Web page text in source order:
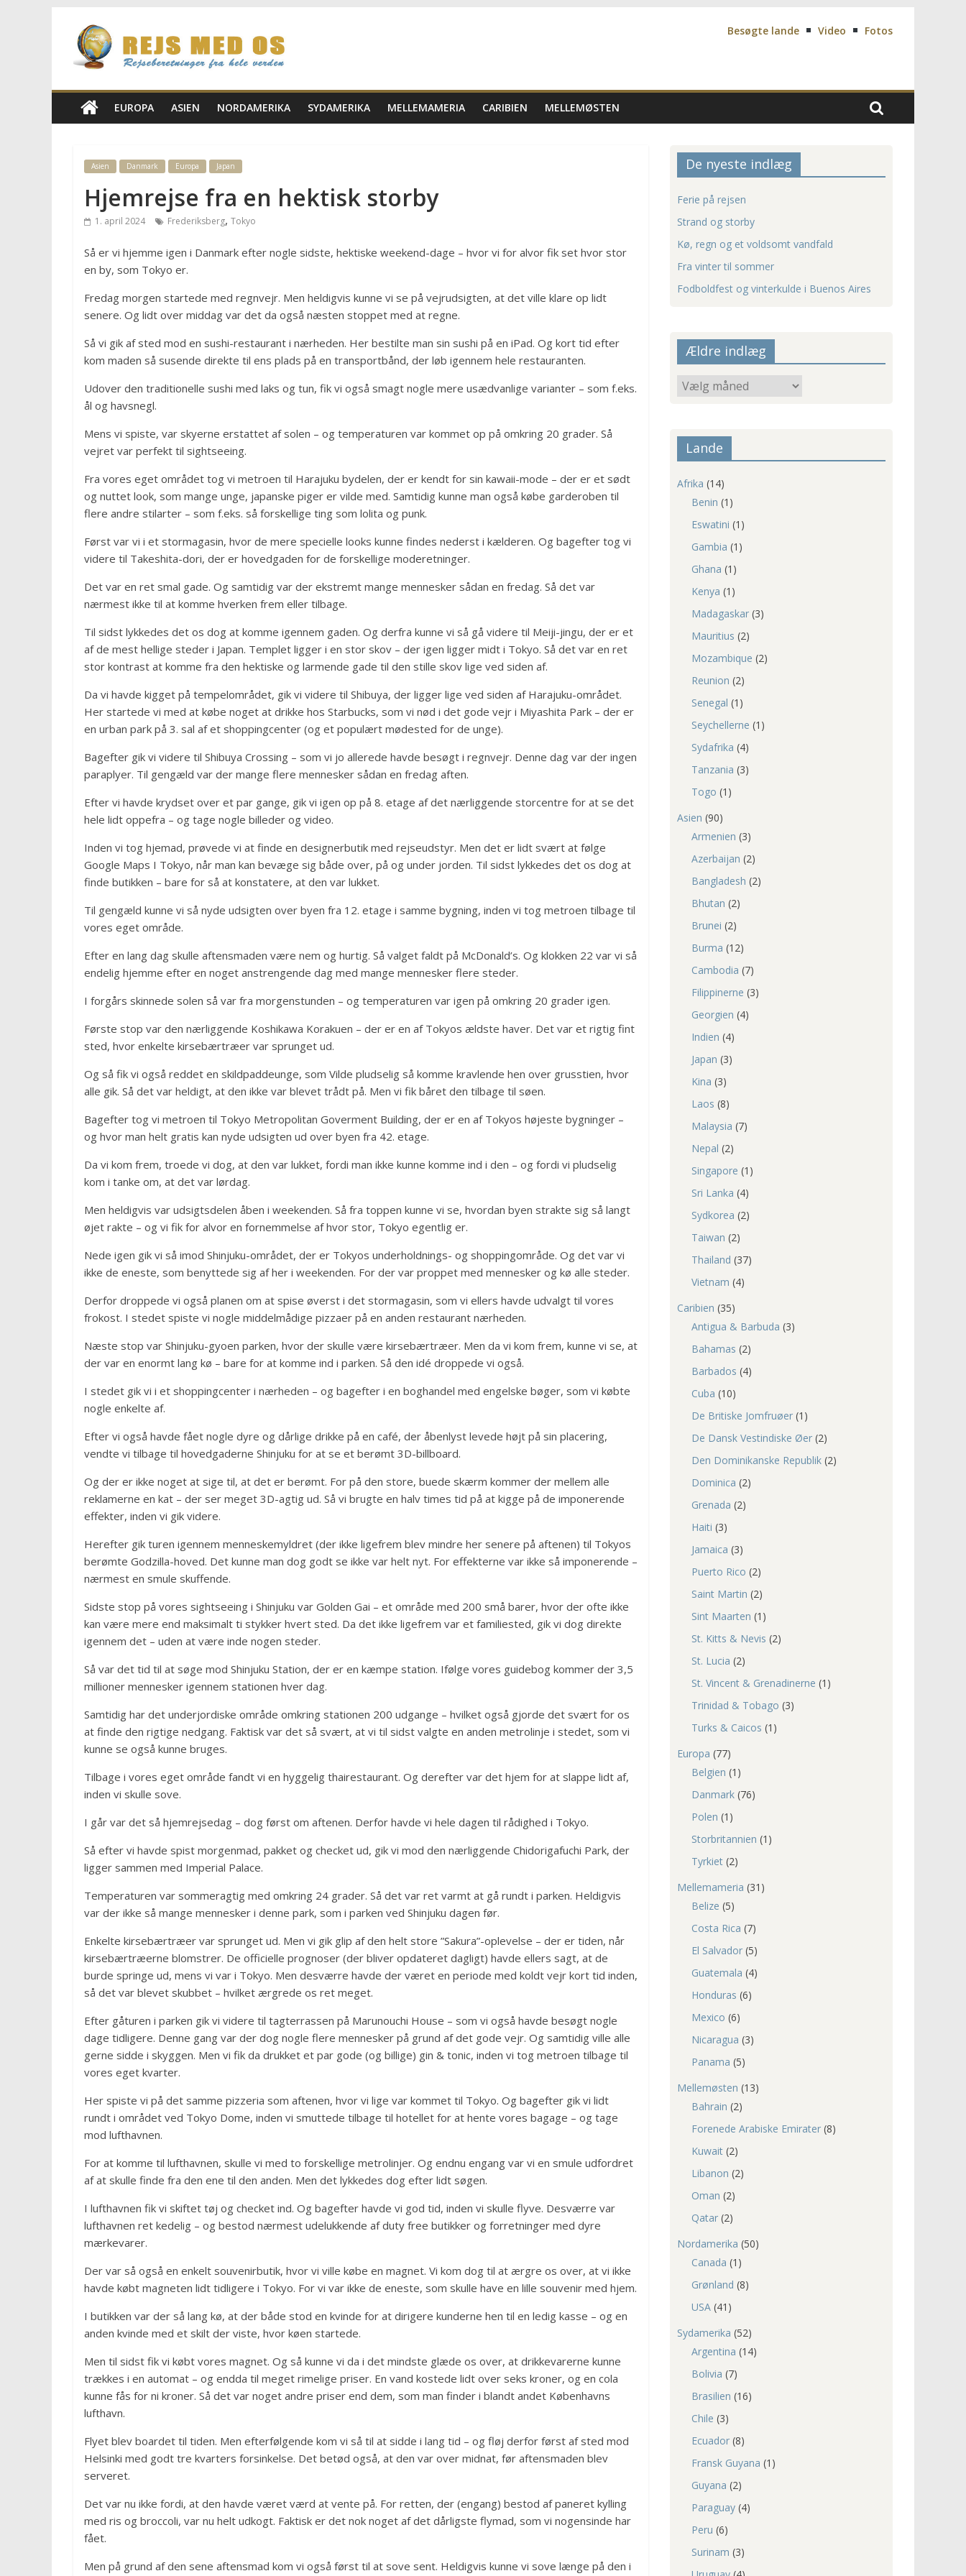
contentRejs
Med
Os
for
Frida,
Marianne
Morten
Besøgte lande Video Fotos
EUROPA ASIEN NORDAMERIKA SYDAMERIKA MELLEMAMERIA CARIBIEN MELLEMØSTEN
Asien Danmark Europa Japan
Hjemrejse fra en hektisk storby
1. april 2024 Frederiksberg, Tokyo
Så er vi hjemme igen i Danmark efter nogle sidste, hektiske weekend-dage – hvor vi for alvor fik set hvor stor
en by, som Tokyo er.
Fredag morgen startede med regnvejr. Men heldigvis kunne vi se på vejrudsigten, at det ville klare op lidt
senere. Og lidt over middag var det da også næsten stoppet med at regne.
Så vi gik af sted mod en sushi-restaurant i nærheden. Her bestilte man sin sushi på en iPad. Og kort tid efter
kom maden så susende direkte til ens plads på en transportbånd, der løb igennem hele restauranten.
Udover den traditionelle sushi med laks og tun, fik vi også smagt nogle mere usædvanlige varianter – som f.eks.
ål og havsnegl.
Mens vi spiste, var skyerne erstattet af solen – og temperaturen var kommet op på omkring 20 grader. Så
vejret var perfekt til sightseeing.
Fra vores eget området tog vi metroen til Harajuku bydelen, der er kendt for sin kawaii-mode – der er et sødt
og nuttet look, som mange unge, japanske piger er vilde med. Samtidig kunne man også købe garderoben til
flere andre stilarter – som f.eks. så forskellige ting som lolita og punk.
Først var vi i et stormagasin, hvor de mere specielle looks kunne findes nederst i kælderen. Og bagefter tog vi
videre til Takeshita-dori, der er hovedgaden for de forskellige moderetninger.
Det var en ret smal gade. Og samtidig var der ekstremt mange mennesker sådan en fredag. Så det var
nærmest ikke til at komme hverken frem eller tilbage.
Til sidst lykkedes det os dog at komme igennem gaden. Og derfra kunne vi så gå videre til Meiji-jingu, der er et
af de mest hellige steder i Japan. Templet ligger i en stor skov – der igen ligger midt i Tokyo. Så det var en ret
stor kontrast at komme fra den hektiske og larmende gade til den stille skov lige ved siden af.
Da vi havde kigget på tempelområdet, gik vi videre til Shibuya, der ligger lige ved siden af Harajuku-området.
Her startede vi med at købe noget at drikke hos Starbucks, som vi nød i det gode vejr i Miyashita Park – der er
en urban park på 3. sal af et shoppingcenter (og et populært mødested for de unge).
Bagefter gik vi videre til Shibuya Crossing – som vi jo allerede havde besøgt i regnvejr. Denne dag var der ingen
paraplyer. Til gengæld var der mange flere mennesker sådan en fredag aften.
Efter vi havde krydset over et par gange, gik vi igen op på 8. etage af det nærliggende storcentre for at se det
hele lidt oppefra – og tage nogle billeder og video.
Inden vi tog hjemad, prøvede vi at finde en designerbutik med rejseudstyr. Men det er lidt svært at følge
Google Maps I Tokyo, når man kan bevæge sig både over, på og under jorden. Til sidst lykkedes det os dog at
finde butikken – bare for så at konstatere, at den var lukket.
Til gengæld kunne vi så nyde udsigten over byen fra 12. etage i samme bygning, inden vi tog metroen tilbage til
vores eget område.
Efter en lang dag skulle aftensmaden være nem og hurtig. Så valget faldt på McDonald’s. Og klokken 22 var vi så
endelig hjemme efter en noget anstrengende dag med mange mennesker flere steder.
I forgårs skinnede solen så var fra morgenstunden – og temperaturen var igen på omkring 20 grader igen.
Første stop var den nærliggende Koshikawa Korakuen – der er en af Tokyos ældste haver. Det var et rigtig fint
sted, hvor enkelte kirsebærtræer var sprunget ud.
Og så fik vi også reddet en skildpaddeunge, som Vilde pludselig så komme kravlende hen over grusstien, hvor
alle gik. Så det var heldigt, at den ikke var blevet trådt på. Men vi fik båret den tilbage til søen.
Bagefter tog vi metroen til Tokyo Metropolitan Goverment Building, der er en af Tokyos højeste bygninger –
og hvor man helt gratis kan nyde udsigten ud over byen fra 42. etage.
Da vi kom frem, troede vi dog, at den var lukket, fordi man ikke kunne komme ind i den – og fordi vi pludselig
kom i tanke om, at det var lørdag.
Men heldigvis var udsigtsdelen åben i weekenden. Så fra toppen kunne vi se, hvordan byen strakte sig så langt
øjet rakte – og vi fik for alvor en fornemmelse af hvor stor, Tokyo egentlig er.
Nede igen gik vi så imod Shinjuku-området, der er Tokyos underholdnings- og shoppingområde. Og det var vi
ikke de eneste, som benyttede sig af her i weekenden. For der var proppet med mennesker og kø alle steder.
Derfor droppede vi også planen om at spise øverst i det stormagasin, som vi ellers havde udvalgt til vores
frokost. I stedet spiste vi nogle middelmådige pizzaer på en anden restaurant nærheden.
Næste stop var Shinjuku-gyoen parken, hvor der skulle være kirsebærtræer. Men da vi kom frem, kunne vi se, at
der var en enormt lang kø – bare for at komme ind i parken. Så den idé droppede vi også.
I stedet gik vi i et shoppingcenter i nærheden – og bagefter i en boghandel med engelske bøger, som vi købte
nogle enkelte af.
Efter vi også havde fået nogle dyre og dårlige drikke på en café, der åbenlyst levede højt på sin placering,
vendte vi tilbage til hovedgaderne Shinjuku for at se et berømt 3D-billboard.
Og der er ikke noget at sige til, at det er berømt. For på den store, buede skærm kommer der mellem alle
reklamerne en kat – der ser meget 3D-agtig ud. Så vi brugte en halv times tid på at kigge på de imponerende
effekter, inden vi gik videre.
Herefter gik turen igennem menneskemyldret (der ikke ligefrem blev mindre her senere på aftenen) til Tokyos
berømte Godzilla-hoved. Det kunne man dog godt se ikke var helt nyt. For effekterne var ikke så imponerende –
nærmest en smule skuffende.
Sidste stop på vores sightseeing i Shinjuku var Golden Gai – et område med 200 små barer, hvor der ofte ikke
kan være mere end maksimalt ti stykker hvert sted. Da det ikke ligefrem var et familiested, gik vi dog direkte
igennem det – uden at være inde nogen steder.
Så var det tid til at søge mod Shinjuku Station, der er en kæmpe station. Ifølge vores guidebog kommer der 3,5
millioner mennesker igennem stationen hver dag.
Samtidig har det underjordiske område omkring stationen 200 udgange – hvilket også gjorde det svært for os
at finde den rigtige nedgang. Faktisk var det så svært, at vi til sidst valgte en anden metrolinje i stedet, som vi
kunne se også kunne bruges.
Tilbage i vores eget område fandt vi en hyggelig thairestaurant. Og derefter var det hjem for at slappe lidt af,
inden vi skulle sove.
I går var det så hjemrejsedag – dog først om aftenen. Derfor havde vi hele dagen til rådighed i Tokyo.
Så efter vi havde spist morgenmad, pakket og checket ud, gik vi mod den nærliggende Chidorigafuchi Park, der
ligger sammen med Imperial Palace.
Temperaturen var sommeragtig med omkring 24 grader. Så det var ret varmt at gå rundt i parken. Heldigvis
var der ikke så mange mennesker i denne park, som i parken ved Shinjuku dagen før.
Enkelte kirsebærtræer var sprunget ud. Men vi gik glip af den helt store ”Sakura”-oplevelse – der er tiden, når
kirsebærtræerne blomstrer. De officielle prognoser (der bliver opdateret dagligt) havde ellers sagt, at de
burde springe ud, mens vi var i Tokyo. Men desværre havde der været en periode med koldt vejr kort tid inden,
så det var blevet skubbet – hvilket ærgrede os ret meget.
Efter gåturen i parken gik vi videre til tagterrassen på Marunouchi House – som vi også havde besøgt nogle
dage tidligere. Denne gang var der dog nogle flere mennesker på grund af det gode vejr. Og samtidig ville alle
gerne sidde i skyggen. Men vi fik da drukket et par gode (og billige) gin & tonic, inden vi tog metroen tilbage til
vores eget kvarter.
Her spiste vi på det samme pizzeria som aftenen, hvor vi lige var kommet til Tokyo. Og bagefter gik vi lidt
rundt i området ved Tokyo Dome, inden vi smuttede tilbage til hotellet for at hente vores bagage – og tage
mod lufthavnen.
For at komme til lufthavnen, skulle vi med to forskellige metrolinjer. Og endnu engang var vi en smule udfordret
af at skulle finde fra den ene til den anden. Men det lykkedes dog efter lidt søgen.
I lufthavnen fik vi skiftet tøj og checket ind. Og bagefter havde vi god tid, inden vi skulle flyve. Desværre var
lufthavnen ret kedelig – og bestod nærmest udelukkende af duty free butikker og forretninger med dyre
mærkevarer.
Der var så også en enkelt souvenirbutik, hvor vi ville købe en magnet. Vi kom dog til at ærgre os over, at vi ikke
havde købt magneten lidt tidligere i Tokyo. For vi var ikke de eneste, som skulle have en lille souvenir med hjem.
I butikken var der så lang kø, at der både stod en kvinde for at dirigere kunderne hen til en ledig kasse – og en
anden kvinde med et skilt der viste, hvor køen startede.
Men til sidst fik vi købt vores magnet. Og så kunne vi da i det mindste glæde os over, at drikkevarerne kunne
trækkes i en automat – og endda til meget rimelige priser. En vand kostede lidt over seks kroner, og en cola
kunne fås for ni kroner. Så det var noget andre priser end dem, som man finder i blandt andet Københavns
lufthavn.
Flyet blev boardet til tiden. Men efterfølgende kom vi så til at sidde i lang tid – og fløj derfor først af sted mod
Helsinki med godt tre kvarters forsinkelse. Det betød også, at den var over midnat, før aftensmaden blev
serveret.
Det var nu ikke fordi, at den havde været værd at vente på. For retten, der (engang) bestod af paneret kylling
med ris og broccoli, var nu helt udkogt. Faktisk er det nok noget af det dårligste flymad, som vi nogensinde har
fået.
Men på grund af den sene aftensmad kom vi også først til at sove sent. Heldigvis kunne vi sove længe på den i
De nyeste indlæg
Ferie på rejsen
Strand og storby
Kø, regn og et voldsomt vandfald
Fra vinter til sommer
Fodboldfest og vinterkulde i Buenos Aires
Ældre indlæg
Ældre
Lande
Afrika (14)
Benin (1)
Eswatini (1)
Gambia (1)
Ghana (1)
Kenya (1)
Madagaskar (3)
Mauritius (2)
Mozambique (2)
Reunion (2)
Senegal (1)
Seychellerne (1)
Sydafrika (4)
Tanzania (3)
Togo (1)
Asien (90)
Armenien (3)
Azerbaijan (2)
Bangladesh (2)
Bhutan (2)
Brunei (2)
Burma (12)
Cambodia (7)
Filippinerne (3)
Georgien (4)
Indien (4)
Japan (3)
Kina (3)
Laos (8)
Malaysia (7)
Nepal (2)
Singapore (1)
Sri Lanka (4)
Sydkorea (2)
Taiwan (2)
Thailand (37)
Vietnam (4)
Caribien (35)
Antigua & Barbuda (3)
Bahamas (2)
Barbados (4)
Cuba (10)
De Britiske Jomfruøer (1)
De Dansk Vestindiske Øer (2)
Den Dominikanske Republik (2)
Dominica (2)
Grenada (2)
Haiti (3)
Jamaica (3)
Puerto Rico (2)
Saint Martin (2)
Sint Maarten (1)
St. Kitts & Nevis (2)
St. Lucia (2)
St. Vincent & Grenadinerne (1)
Trinidad & Tobago (3)
Turks & Caicos (1)
Europa (77)
Belgien (1)
Danmark (76)
Polen (1)
Storbritannien (1)
Tyrkiet (2)
Mellemameria (31)
Belize (5)
Costa Rica (7)
El Salvador (5)
Guatemala (4)
Honduras (6)
Mexico (6)
Nicaragua (3)
Panama (5)
Mellemøsten (13)
Bahrain (2)
Forenede Arabiske Emirater (8)
Kuwait (2)
Libanon (2)
Oman (2)
Qatar (2)
Nordamerika (50)
Canada (1)
Grønland (8)
USA (41)
Sydamerika (52)
Argentina (14)
Bolivia (7)
Brasilien (16)
Chile (3)
Ecuador (8)
Fransk Guyana (1)
Guyana (2)
Paraguay (4)
Peru (6)
Surinam (3)